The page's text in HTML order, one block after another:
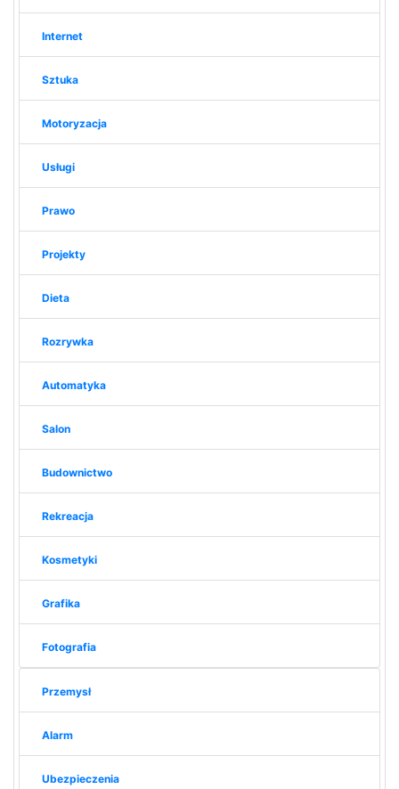
Internet
Sztuka
Motoryzacja
Usługi
Prawo
Projekty
Dieta
Rozrywka
Automatyka
Salon
Budownictwo
Rekreacja
Kosmetyki
Grafika
Fotografia
Przemysł
Alarm
Ubezpieczenia